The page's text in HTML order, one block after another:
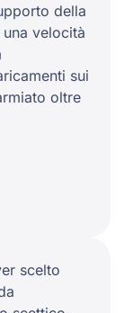
della
velocità
sui
oltre
scelto